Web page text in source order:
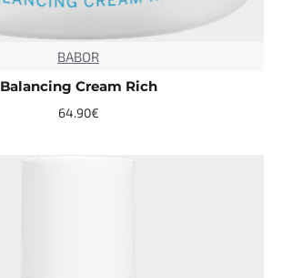
BABOR
Balancing Cream Rich
64.90€